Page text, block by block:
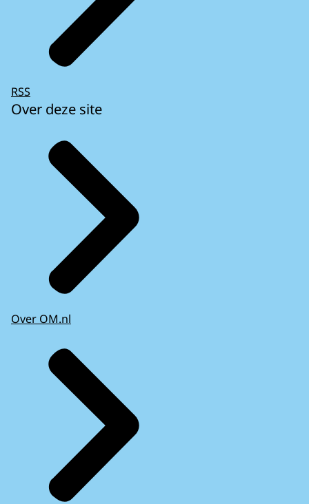
RSS
Over deze site
Over OM.nl